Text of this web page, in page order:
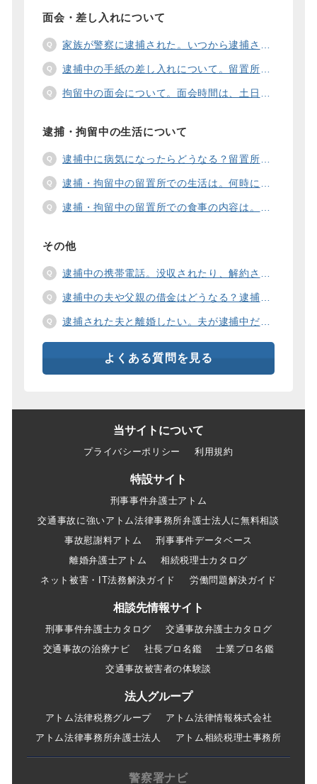
面会・差し入れについて
家族が警察に逮捕された。いつから逮捕された家族と面会することができますか？
逮捕中の手紙の差し入れについて。留置所に手紙を送る際の宛先の書き方は？
拘留中の面会について。面会時間は、土日や祝日の面会は、一度に面会できる人数は。
逮捕・拘留中の生活について
逮捕中に病気になったらどうなる？留置所の健康診断、診療、医療行為、手術は。
逮捕・拘留中の留置所での生活は。何時に起きて、何時に寝るの？部屋や食事の様子は？
逮捕・拘留中の留置所での食事の内容は。食事代は支払わないといけないの？
その他
逮捕中の携帯電話。没収されたり、解約されたり、見られたりするの？
逮捕中の夫や父親の借金はどうなる？逮捕中の借金の支払い方法は。
逮捕された夫と離婚したい。夫が逮捕中だと慰謝料は増えるの？
よくある質問を見る
当サイトについて
プライバシーポリシー 利用規約
特設サイト
刑事事件弁護士アトム
交通事故に強いアトム法律事務所弁護士法人に無料相談
事故慰謝料アトム
刑事事件データベース
離婚弁護士アトム
相続税理士カタログ
ネット被害・IT法務解決ガイド
労働問題解決ガイド
相談先情報サイト
刑事事件弁護士カタログ
交通事故弁護士カタログ
交通事故の治療ナビ
社長プロ名鑑
士業プロ名鑑
交通事故被害者の体験談
法人グループ
アトム法律税務グループ
アトム法律情報株式会社
アトム法律事務所弁護士法人
アトム相続税理士事務所
警察署ナビ